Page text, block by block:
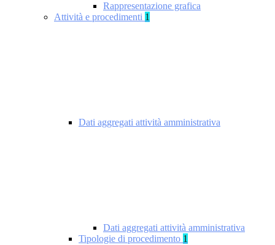
Rappresentazione grafica
Attività e procedimenti 1
Dati aggregati attività amministrativa
Dati aggregati attività amministrativa
Tipologie di procedimento 1